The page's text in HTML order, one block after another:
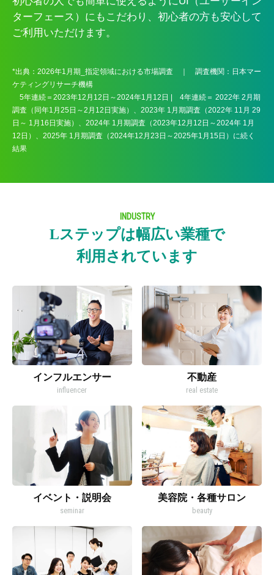
ターフェース）にもこだわり、初心者の方も安心して
ご利用いただけます。
*出典：2026年1月期_指定領域における市場調査 ｜ 調査機関：日本マー
ケティングリサーチ機構
5年連続＝2023年12月12日～2024年1月12日 | 4年連続＝ 2022年 2月期
調査（同年1月25日～2月12日実施）、2023年 1月期調査（2022年 11月 29
日～ 1月16日実施）、2024年 1月期調査（2023年12月12日～2024年 1月
12日）、2025年 1月期調査（2024年12月23日～2025年1月15日）に続く
結果
INDUSTRY
Lステップは幅広い業種で
利用されています
インフルエンサー
influencer
不動産
real estate
イベント・説明会
seminar
美容院・各種サロン
beauty